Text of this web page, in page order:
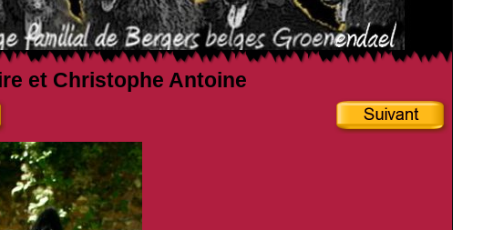
et Christophe Antoine